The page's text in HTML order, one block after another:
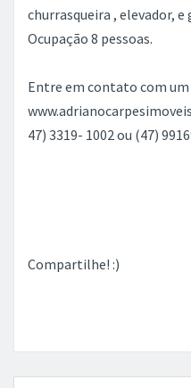
churrasqueira , elevador, e
Ocupação 8 pessoas.
Entre em contato com
47) 3319- 1002 ou (47)
Compartilhe! :)